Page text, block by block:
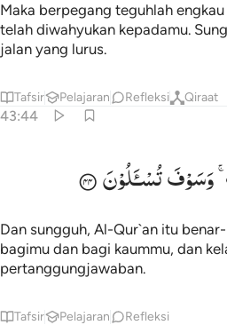
Maka berpegang teguhlah
telah diwahyukan kepadamu.
jalan yang lurus.
Tafsir Pelajaran Refleksi Qiraat
43:44
٤٤
٤٤
وَسَوْفَتُسْـَٔلُوْنَ
Dan sungguh, Al-Qur`an itu
bagimu dan bagi kaummu, dan
pertanggungjawaban.
Tafsir Pelajaran Refleksi